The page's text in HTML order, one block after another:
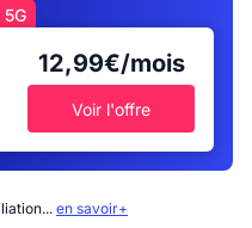
12,99€/mois
Voir l'offre
en savoir+